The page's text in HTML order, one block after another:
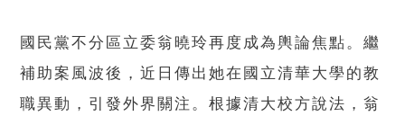
國民黨不分區立委翁曉玲再度成為輿論焦點。繼
補助案風波後，近日傳出她在國立清華大學的教
職異動，引發外界關注。根據清大校方說法，翁